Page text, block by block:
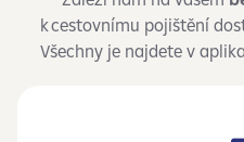
k cestovnímu pojištění
Všechny je najdete v